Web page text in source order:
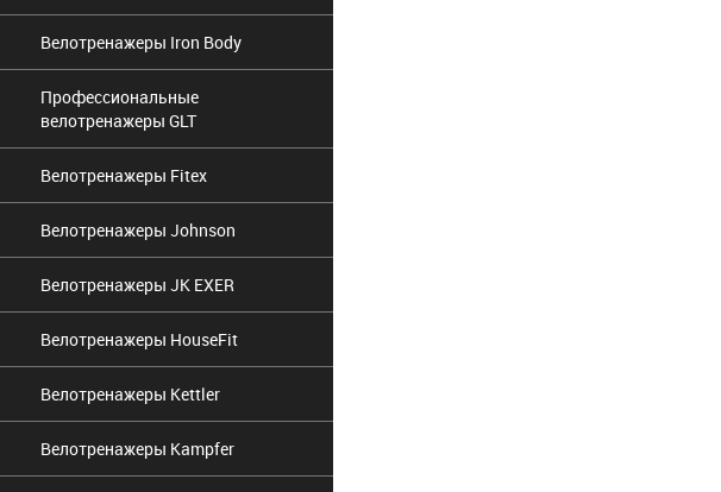
Велотренажеры Iron Body
Профессиональные
велотренажеры GLT
Велотренажеры Fitex
Велотренажеры Johnson
Велотренажеры JK EXER
Велотренажеры HouseFit
Велотренажеры Kettler
Велотренажеры Kampfer